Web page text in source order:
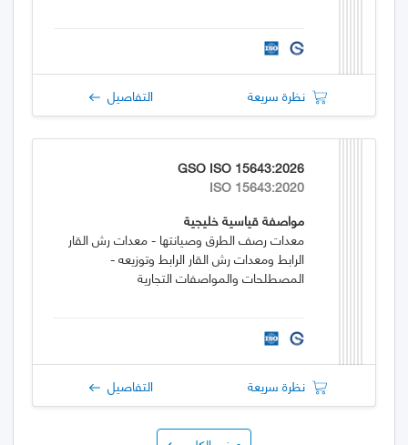
نظرة سريعة التفاصيل
GSO ISO 15643:2026
ISO 15643:2020
مواصفة قياسية خليجية
معدات رصف الطرق وصيانتها - معدات رش القار
الرابط ومعدات رش القار الرابط وتوزيعه -
المصطلحات والمواصفات التجارية
نظرة سريعة التفاصيل